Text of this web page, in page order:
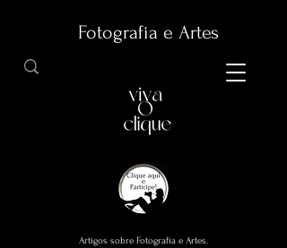
Fotografia e Artes
Artigos sobre Fotografia e Artes.